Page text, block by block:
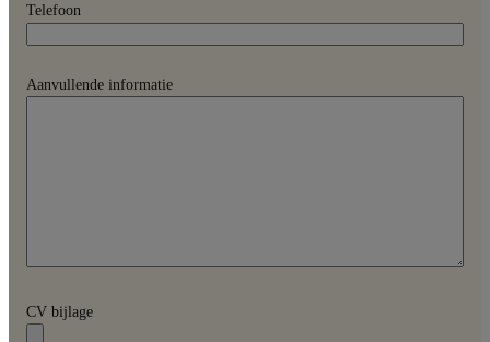
Telefoon
Aanvullende informatie
CV bijlage